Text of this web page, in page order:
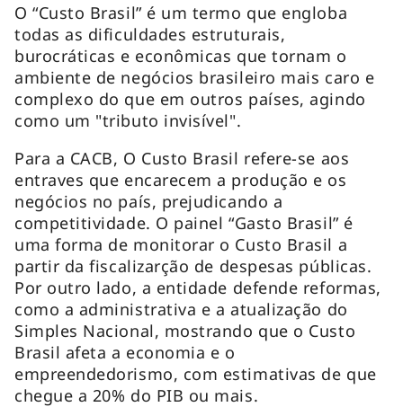
O “Custo Brasil” é um termo que engloba
todas as dificuldades estruturais,
burocráticas e econômicas que tornam o
ambiente de negócios brasileiro mais caro e
complexo do que em outros países, agindo
como um "tributo invisível".
Para a CACB, O Custo Brasil refere-se aos
entraves que encarecem a produção e os
negócios no país, prejudicando a
competitividade. O painel “Gasto Brasil” é
uma forma de monitorar o Custo Brasil a
partir da fiscalizarção de despesas públicas.
Por outro lado, a entidade defende reformas,
como a administrativa e a atualização do
Simples Nacional, mostrando que o Custo
Brasil afeta a economia e o
empreendedorismo, com estimativas de que
chegue a 20% do PIB ou mais.